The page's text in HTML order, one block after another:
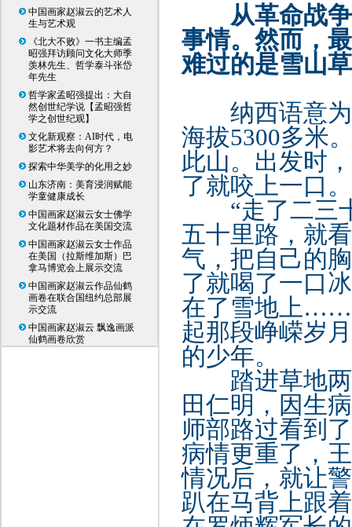
中国画家赵淑云的艺术人
生与艺术观
《北大不败》一书主编孟
昭强拜访顾问文化大师季
羡林先生、哲学泰斗张岱
年先生
哲学家孟昭强提出：大自
然创世纪学说【孟昭强哲
学之创世纪观】
文化新观察：AI时代，电
影艺术将去向何方？
探索中华美学的化用之妙
山东济南：美育浸润赋能
学童健康成长
中国画家赵淑云女士佛学
文化题材作品在美国交流
中国画家赵淑云女士作品
在美国（拉斯维加斯）巴
拿马博览会上展示交流
中国画家赵淑云作品仙鹤
画卷在联合国纽约总部展
示交流
中国画家赵淑云 飘逸画派
仙鹤画卷欣赏
从革命战
事情。然而，
难过的是雪山
纳西语意为
海拔5300多米
此山。出发时
了就咬上一口。
“走了二三
五十里路，就
气，把自己的
了就喝了一口
在了雪地上
起那段峥嵘岁
的少年。
踏进草地两
田仁明，因生
师部路过看到
病情更重了，
情况后，就让
趴在马背上跟